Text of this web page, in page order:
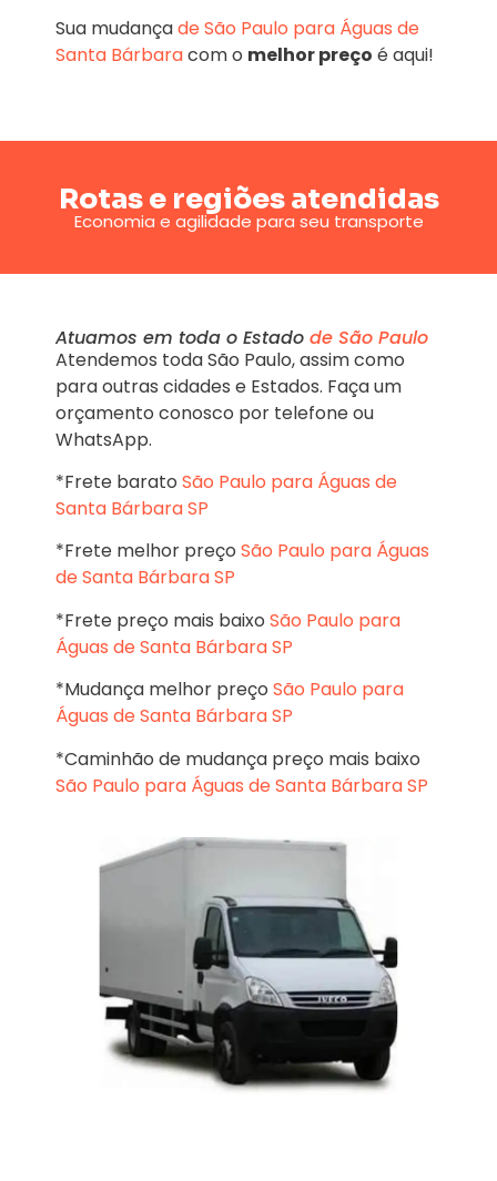
Sua mudançade São Paulo para Águas de
Santa Bárbaracom o melhor preço é aqui!
Rotas e regiões atendidas
Economia e agilidade para seu transporte
Atuamos em toda o Estado de São Paulo
Atendemos toda São Paulo, assim como
para outras cidades e Estados. Faça um
orçamento conosco por telefone ou
WhatsApp.
*Frete barato São Paulo para Águas de
Santa Bárbara SP
*Frete melhor preço São Paulo para Águas
de Santa Bárbara SP
*Frete preço mais baixo São Paulo para
Águas de Santa Bárbara SP
*Mudança melhor preço São Paulo para
Águas de Santa Bárbara SP
*Caminhão de mudança preço mais baixo
São Paulo para Águas de Santa Bárbara SP